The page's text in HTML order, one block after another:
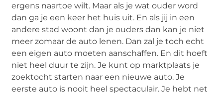
ergens naartoe wilt. Maar als je wat ouder word
dan ga je een keer het huis uit. En als jij in een
andere stad woont dan je ouders dan kan je niet
meer zomaar de auto lenen. Dan zal je toch echt
een eigen auto moeten aanschaffen. En dit hoeft
niet heel duur te zijn. Je kunt op marktplaats je
zoektocht starten naar een nieuwe auto. Je
eerste auto is nooit heel spectaculair. Je hebt net